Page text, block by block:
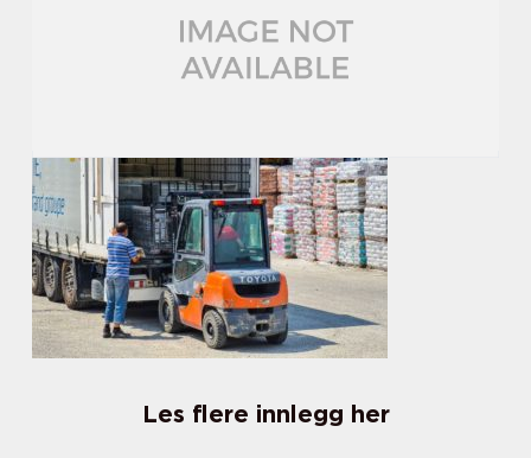
Les flere innlegg her